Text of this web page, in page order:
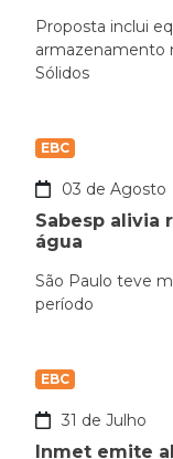
Proposta inclui
armazenamento
Sólidos
EBC
03 de Agosto
Sabesp alivia
água
São Paulo teve
período
EBC
31 de Julho
Inmet emite